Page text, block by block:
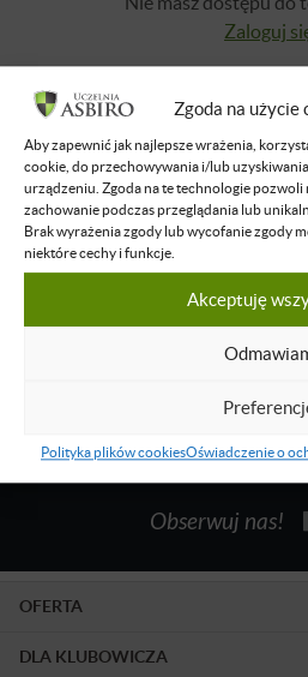
Zgoda na użycie
Aby zapewnić jak najlepsze wrażenia,
cookie, do przechowywania i/lub
urządzeniu. Zgoda na te technologie pozwoli
zachowanie podczas przeglądania lub
Brak wyrażenia zgody lub wycofanie zgody
niektóre cechy i funkcje.
Akceptuję
Polityka plików cookiesOświadczenie o
Zaloguj
O WYKŁADOWCY
Norbert Palimąka
Przedsiębiorca,
Założył przedszkole
Buduje szkołę na
Dowiedz się więcej
Obserwuj nas!
OFERTA
DLA KLUBOWICZA